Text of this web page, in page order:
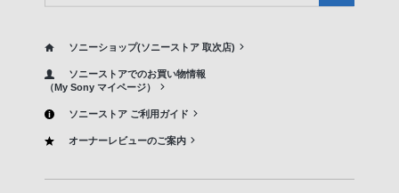
ソニーショップ(ソニーストア 取次店)
ソニーストアでのお買い物情報
（My Sony マイページ）
ソニーストア ご利用ガイド
オーナーレビューのご案内